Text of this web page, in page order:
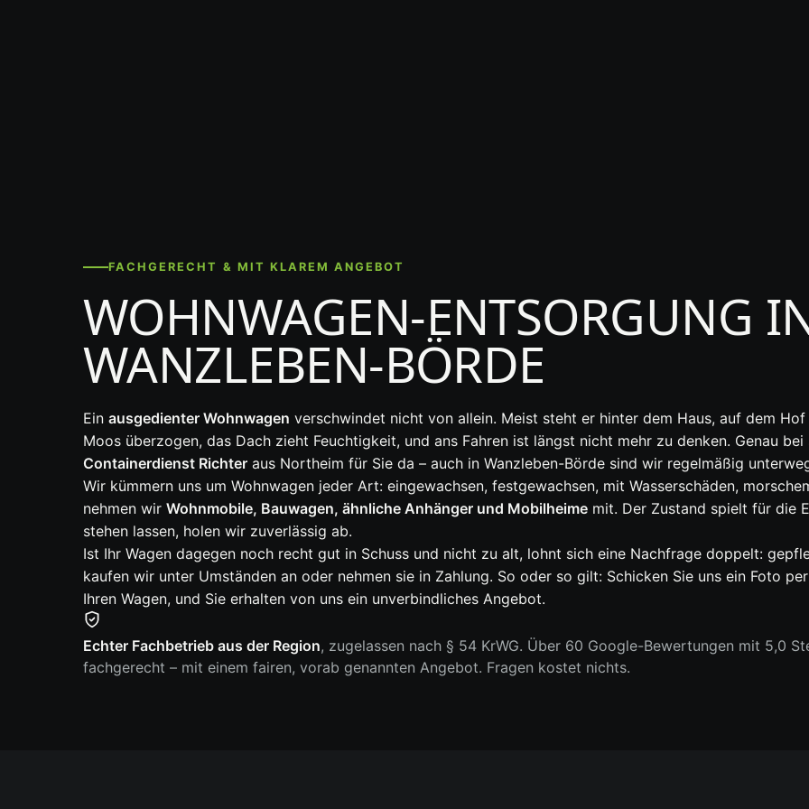
FACHGERECHT & MIT KLAREM ANGEBOT
WOHNWAGEN-ENTSORGUNG
WANZLEBEN-BÖRDE
Ein ausgedienter Wohnwagen verschwindet nicht von allein. Meist steht er hinter dem Haus, auf dem
Moos überzogen, das Dach zieht Feuchtigkeit, und ans Fahren ist längst nicht mehr zu denken. Genau
Containerdienst Richter aus Northeim für Sie da – auch in Wanzleben-Börde sind wir regelmäßig
Wir kümmern uns um Wohnwagen jeder Art: eingewachsen, festgewachsen, mit Wasserschäden,
nehmen wir Wohnmobile, Bauwagen, ähnliche Anhänger und Mobilheime mit. Der Zustand spielt für die
stehen lassen, holen wir zuverlässig ab.
Ist Ihr Wagen dagegen noch recht gut in Schuss und nicht zu alt, lohnt sich eine Nachfrage doppelt:
kaufen wir unter Umständen an oder nehmen sie in Zahlung. So oder so gilt: Schicken Sie uns ein Foto
Ihren Wagen, und Sie erhalten von uns ein unverbindliches Angebot.
Echter Fachbetrieb aus der Region, zugelassen nach § 54 KrWG. Über 60 Google-Bewertungen mit 5,0
fachgerecht – mit einem fairen, vorab genannten Angebot. Fragen kostet nichts.